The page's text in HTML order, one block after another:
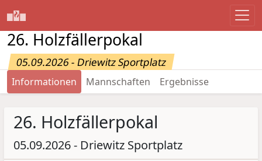
26. Holzfällerpokal
05.09.2026 - Driewitz Sportplatz
Informationen Mannschaften Ergebnisse
26. Holzfällerpokal
05.09.2026 - Driewitz Sportplatz